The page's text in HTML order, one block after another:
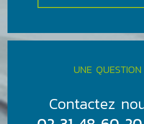
UNE
Contactez